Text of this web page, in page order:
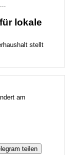
lokale
stellt
am
teilen